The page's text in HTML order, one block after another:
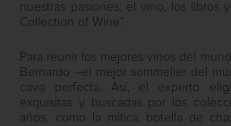
nuestras pasiones: el vino, los libros
Collection of Wine”.
Para reunir los mejores vinos del
Bernardo –el mejor sommelier del
cava perfecta. Así, el experto
exquisitas y buscadas por los
años, como la mítica botella de